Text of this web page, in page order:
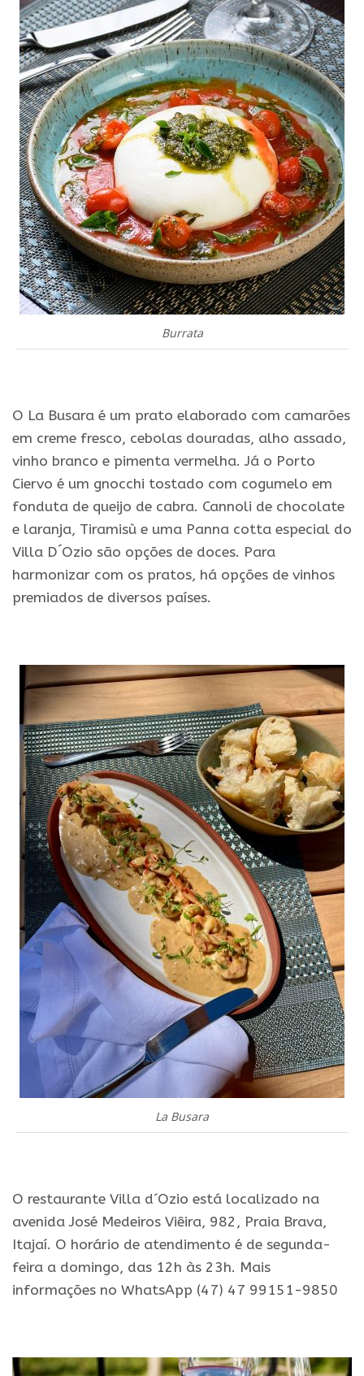
Burrata
O La Busara é um prato elaborado com camarões
em creme fresco, cebolas douradas, alho assado,
vinho branco e pimenta vermelha. Já o Porto
Ciervo é um gnocchi tostado com cogumelo em
fonduta de queijo de cabra. Cannoli de chocolate
e laranja, Tiramisù e uma Panna cotta especial do
Villa D´Ozio são opções de doces. Para
harmonizar com os pratos, há opções de vinhos
premiados de diversos países.
La Busara
O restaurante Villa d´Ozio está localizado na
avenida José Medeiros Viêira, 982, Praia Brava,
Itajaí. O horário de atendimento é de segunda-
feira a domingo, das 12h às 23h. Mais
informações no WhatsApp (47) 47 99151-9850